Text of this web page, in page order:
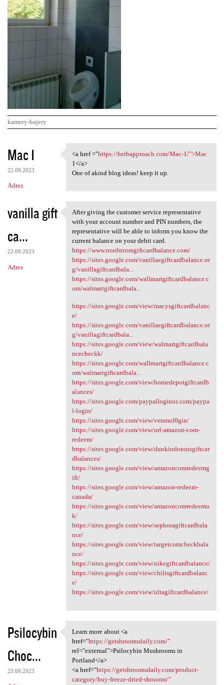
kamery-bajery
K
o
m
e
t
a
r
z
Mac 1
22.09.2023
Adres
<a href ="https:/
<a href ="https://herbapproach.com/Mac-1/">Mac
1</a>
One of akind blog ideas! keep it up.
vanilla gift
ca...
22.09.2023
Adres
After giving the customer
After giving the customer service representative
with your account number and PIN numbers, the
representative will be able to inform you know the
current balance on your debit card.
https://www.nordstromgiftcardbalance.com/
https://sites.google.com/vanillaegiftcardbalance.or
g/vanillagiftcardbala...
https://sites.google.com/wallmartgiftcardbalance.c
om/walmartgiftcardbala...
https://sites.google.com/view/macysgiftcardbalanc
e/
https://sites.google.com/vanillaegiftcardbalance.or
g/vanillagiftcardbala...
https://sites.google.com/view/walmartgiftcardbala
ncecheckk/
https://sites.google.com/wallmartgiftcardbalance.c
om/walmartgiftcardbala...
https://sites.google.com/view/homedepotgiftcardb
alances/
https://sites.google.com/paypalloginus.com/paypa
l-login/
https://sites.google.com/view/venmol0gin/
https://sites.google.com/view/url-amazon-com-
redeem/
https://sites.google.com/view/dunkindonutsgiftcar
dbalances/
https://sites.google.com/view/amazoncomredeemg
ift/
https://sites.google.com/view/amazon-redeem-
canada/
https://sites.google.com/view/amazoncomredeemu
k/
https://sites.google.com/view/sephoragiftcardbala
nce/
https://sites.google.com/view/targetcomcheckbala
nce/
https://sites.google.com/view/nikegiftcardbalance/
https://sites.google.com/view/chilisgiftcardbalanc
e/
https://sites.google.com/view/ultagiftcardbalance/
Psilocybin
Choc...
23.09.2023
Learn more about <a href=
Learn more about <a
href="https://getshroomsdaily.com/"
rel="external">Psilocybin Mushrooms in
Portland</a>
<a href="https://getshroomsdaily.com/product-
category/buy-freeze-dried-shrooms/"